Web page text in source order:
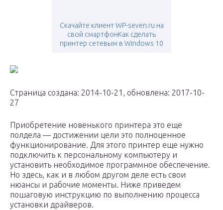
Скачайте клиент WP-seven.ru на
свой смартфонКак сделать
принтер сетевым в Windows 10
Страница создана: 2014-10-21, обновлена: 2017-10-
27
Приобретение новенького принтера это еще
полдела — достижении цели это полноценное
функционирование. Для этого принтер еще нужно
подключить к персональному компьютеру и
установить необходимое программное обеспечение.
Но здесь, как и в любом другом деле есть свои
нюансы и рабочие моменты. Ниже приведем
пошаговую инструкцию по выполнению процесса
установки драйверов.